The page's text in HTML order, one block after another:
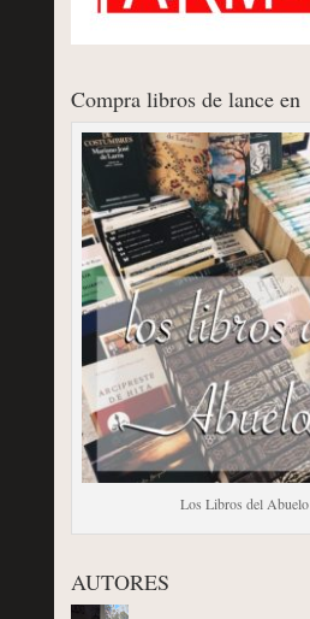
Compra libros de lance en
Los Libros del Abuelo
AUTORES